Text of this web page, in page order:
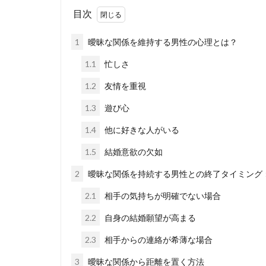
目次
1 曖昧な関係を維持する男性の心理とは？
1.1 忙しさ
1.2 友情を重視
1.3 遊び心
1.4 他に好きな人がいる
1.5 結婚意欲の欠如
2 曖昧な関係を持続する男性との終了タイミング
2.1 相手の気持ちが明確でない場合
2.2 自身の結婚願望が高まる
2.3 相手からの連絡が希薄な場合
3 曖昧な関係から距離を置く方法